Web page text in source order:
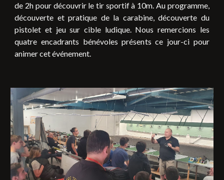
de 2h pour découvrir le tir sportif à 10m. Au programme,
découverte et pratique de la carabine, découverte du
pistolet et jeu sur cible ludique.Nous remercions les
quatre encadrants bénévoles présents ce jour-ci pour
animer cet événement.